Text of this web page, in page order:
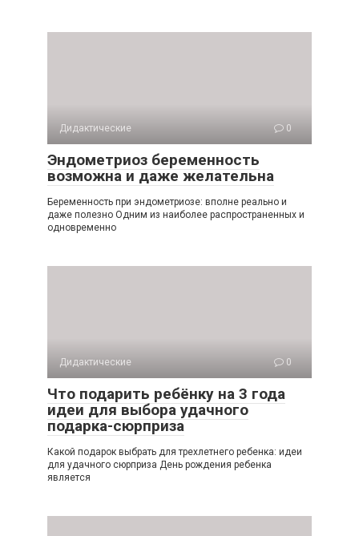
Дидактические 0
Эндометриоз беременность
возможна и даже желательна
Беременность при эндометриозе: вполне реально и
даже полезно Одним из наиболее распространенных и
одновременно
Дидактические 0
Что подарить ребёнку на 3 года
идеи для выбора удачного
подарка-сюрприза
Какой подарок выбрать для трехлетнего ребенка: идеи
для удачного сюрприза День рождения ребенка
является